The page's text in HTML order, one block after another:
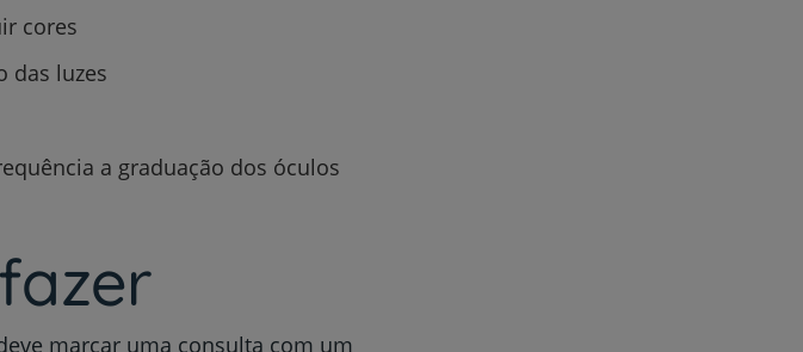
bem-estar
da Saúde
cores
das luzes
a graduação dos óculos
marcar uma consulta com um